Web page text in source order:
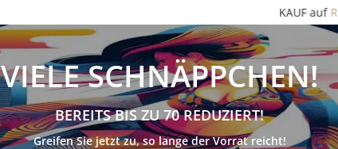
& AMAZON LOGIN & PAY
VIELE SCHNÄPPCHEN!
BEREITS BIS ZU 70 REDUZIERT!
Greifen Sie jetzt zu, so lange der Vorrat reicht!